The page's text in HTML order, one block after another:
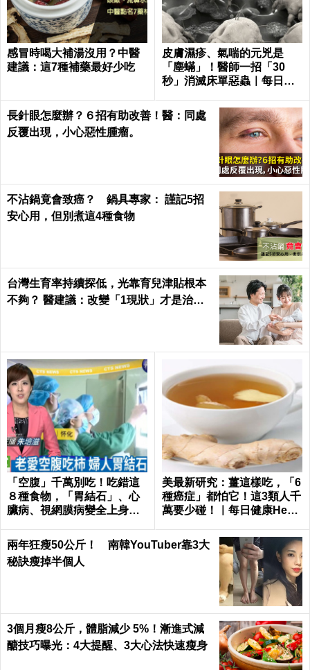
感冒時喝大補湯沒用？中醫
建議：這7種補藥最好少吃
皮膚濕疹、氣喘的元兇是
「塵蟎」！醫師一招「30
秒」消滅床單惡蟲｜每日健
長針眼怎麼辦？６招有助改善！醫：同處
反覆出現，小心惡性腫瘤。
不沾鍋竟會致癌？ 鍋具專家： 謹記5招
安心用，但別煮這4種食物
台灣生育率持續探低，光靠育兒津貼根本
不夠？ 醫建議：改變「1現狀」才是治本
「空腹」千萬別吃！吃錯這
８種食物，「胃結石」、心
臟病、視網膜病變全上身｜
美最新研究：薑這樣吃，「6
種癌症」都怕它！這3類人千
萬要少碰！｜每日健康Healt
兩年狂瘦50公斤！ 南韓YouTuber靠3大
秘訣瘦掉半個人
3個月瘦8公斤，體脂減少 5%！漸進式減
醣技巧曝光：4大提醒、3大心法快速瘦身